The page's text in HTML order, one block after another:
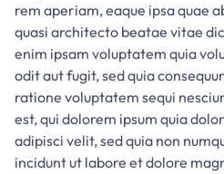
rem aperiam, eaque ipsa quae
quasi architecto beatae vitae
enim ipsam voluptatem quia
odit aut fugit, sed quia
ratione voluptatem sequi
est, qui dolorem ipsum quia
adipisci velit, sed quia non
incidunt ut labore et dolore